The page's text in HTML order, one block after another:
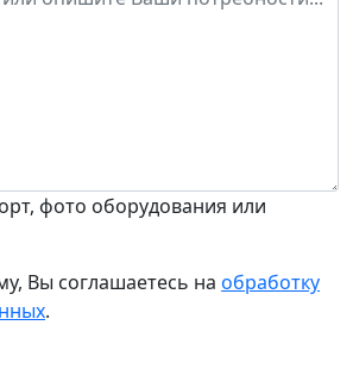
фото оборудования или
Вы соглашаетесь на обработку
.